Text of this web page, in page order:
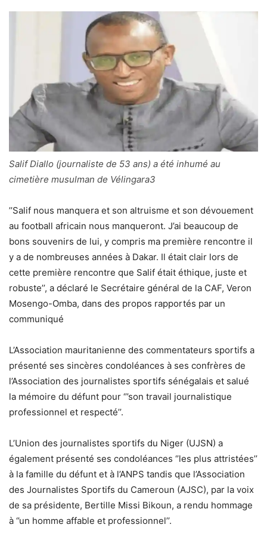
Salif Diallo (journaliste de 53 ans) a été inhumé au
cimetière musulman de Vélingara3
’’Salif nous manquera et son altruisme et son dévouement
au football africain nous manqueront. J’ai beaucoup de
bons souvenirs de lui, y compris ma première rencontre il
y a de nombreuses années à Dakar. Il était clair lors de
cette première rencontre que Salif était éthique, juste et
robuste’’, a déclaré le Secrétaire général de la CAF, Veron
Mosengo-Omba, dans des propos rapportés par un
communiqué
L’Association mauritanienne des commentateurs sportifs a
présenté ses sincères condoléances à ses confrères de
l’Association des journalistes sportifs sénégalais et salué
la mémoire du défunt pour ‘’’son travail journalistique
professionnel et respecté’’.
L’Union des journalistes sportifs du Niger (UJSN) a
également présenté ses condoléances ‘’les plus attristées’’
à la famille du défunt et à l’ANPS tandis que l’Association
des Journalistes Sportifs du Cameroun (AJSC), par la voix
de sa présidente, Bertille Missi Bikoun, a rendu hommage
à ‘’un homme affable et professionnel’’.